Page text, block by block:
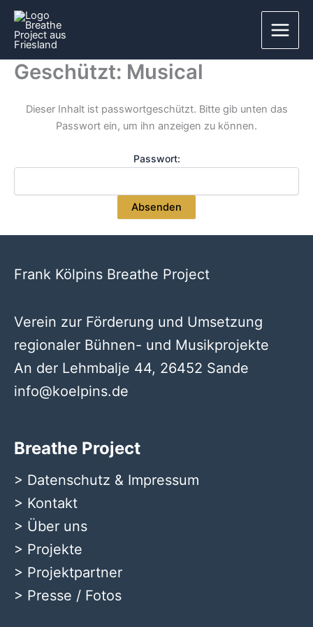
Zum
Inhalt
springen
Geschützt: Musical
Dieser Inhalt ist passwortgeschützt. Bitte gib unten das
Passwort ein, um ihn anzeigen zu können.
Passwort:
Frank Kölpins Breathe Project
Verein zur Förderung und Umsetzung
regionaler Bühnen- und Musikprojekte
An der Lehmbalje 44, 26452 Sande
info@koelpins.de
Breathe Project
> Datenschutz & Impressum
> Kontakt
> Über uns
> Projekte
> Projektpartner
> Presse / Fotos